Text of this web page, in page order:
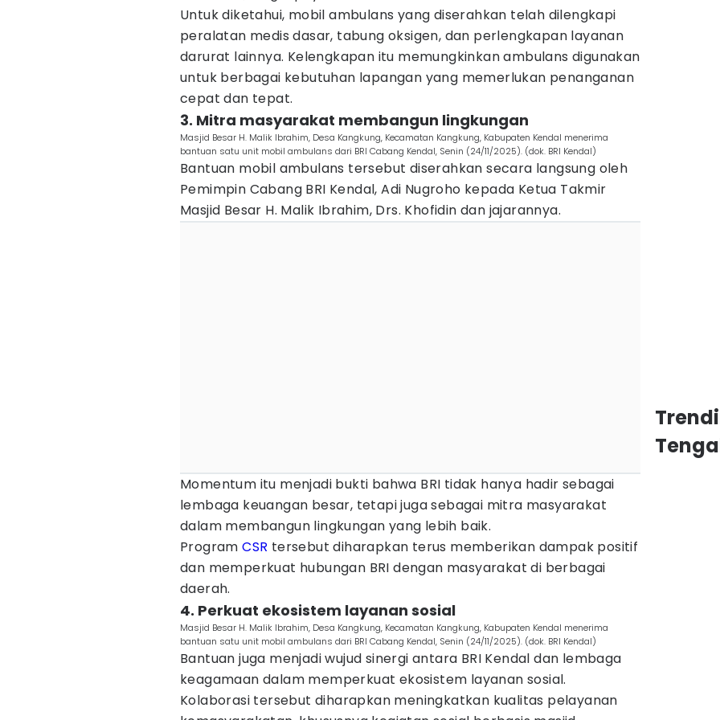
Untuk diketahui, mobil ambulans yang diserahkan telah dilengkapi
peralatan medis dasar, tabung oksigen, dan perlengkapan layanan
darurat lainnya. Kelengkapan itu memungkinkan ambulans digunakan
untuk berbagai kebutuhan lapangan yang memerlukan penanganan
cepat dan tepat.
3. Mitra masyarakat membangun lingkungan
Masjid Besar H. Malik Ibrahim, Desa Kangkung, Kecamatan Kangkung, Kabupaten Kendal menerima
bantuan satu unit mobil ambulans dari BRI Cabang Kendal, Senin (24/11/2025). (dok. BRI Kendal)
Bantuan mobil ambulans tersebut diserahkan secara langsung oleh
Pemimpin Cabang BRI Kendal, Adi Nugroho kepada Ketua Takmir
Masjid Besar H. Malik Ibrahim, Drs. Khofidin dan jajarannya.
Momentum itu menjadi bukti bahwa BRI tidak hanya hadir sebagai
lembaga keuangan besar, tetapi juga sebagai mitra masyarakat
dalam membangun lingkungan yang lebih baik.
ProgramCSR tersebut diharapkan terus memberikan dampak positif
dan memperkuat hubungan BRI dengan masyarakat di berbagai
daerah.
4. Perkuat ekosistem layanan sosial
Masjid Besar H. Malik Ibrahim, Desa Kangkung, Kecamatan Kangkung, Kabupaten Kendal menerima
bantuan satu unit mobil ambulans dari BRI Cabang Kendal, Senin (24/11/2025). (dok. BRI Kendal)
Bantuan juga menjadi wujud sinergi antara BRI Kendal dan lembaga
keagamaan dalam memperkuat ekosistem layanan sosial.
Kolaborasi tersebut diharapkan meningkatkan kualitas pelayanan